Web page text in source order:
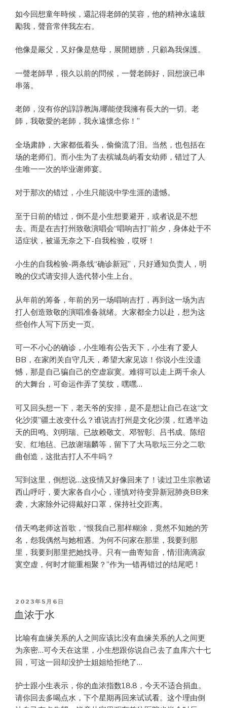
如今回想童年時候，還記得老師的笑容，他的精神永遠鼓
勵我，聲音常伴我左右。
他像是嚴父，又好像是慈母，展開翅膀，只顧為我保護。
一聲老師早，很久以前的問候，一聲老師好，回想淚已串
串落。
老師，沒有你的諄諄教誨,哪能使我擁有長大的一切。老
師，我敬愛的老師，我永遠懷念你！”
全场肃静，大家都低着头，偷偷流了泪。当然，也包括在
场的老师们。而小生为了去槟城岛屿看女幼师，错过了人
生唯一一次的毕业谢师宴。
对于那次的错过，小生只能说中学生涯的遗憾。
至于日前的错过，倒不是小生想要避开，或者说是不想
去。而是在吉打州致敬演唱会“唱响吉打”前夕，身体处于不
适症状，被逼无奈之下-自我检验，哎呀！
小生的自我检验-两条线“确诊新冠”，只好通知负责人，明
晚的仪式请安排人选代替小生上台。
从年前的筹备，年前的另一场唱响吉打，再到这一场为吉
打人创造致敬的演唱准备就绪。大家都全力以赴，想为这
些创作人写下历史一页。
可一不小心的确诊，小生唯有公告天下，小生有了爱人
BB，在家闭关自守几天，希望大家见谅！你说小生没遗
憾，那是自己骗自己的空虚寂寞。难得可以走上两千余人
的大舞台，可命运作弄了笑纹，嘿嘿…
可又回头想一下，老天爷的安排，是不是想让自己在这“文
化沙漠”疆土改变什么？谁说吉打州是文化沙漠，红透半边
天的田鸣、刘明瑞、已故赖敬文、邓智彰、吕书成、陈绍
安、红地毡、已故谢瑞麟等，留下了大马歌坛三分之二歌
曲创造，这批吉打人不牛吗？
写到这里，倒想说…这疫情又好像回来了！读过卫生宗教诺
西山呼吁，要大家各自小心，谨慎对待变异新冠肺炎BB来
袭，大家除外记得戴好口罩，保持社交距离。
借天鸣老师这首歌，“恨我自己那样糊涂，竟然不知她的芳
名，怨我偶然与她相遇。为何不问家在那里，我要到那
里，我要到那里把她找寻。只有一曲寄知音，情泪滴滴寂
寞空虚，何时才能重相聚？”作为一错再错过的结尾吧！
POSTED
ON
2023年5月6日
血浓于水
比喻有血缘关系的人之间应该比没有血缘关系的人之间更
为亲密…可今天在这里，小生想跟你说自己去了血库六十七
回，可这一回却没护士姐姐给拒绝了…
护士跟小生表示，你的血浓指数18.8，今天不适合捐血。
请你回去多喝点水，下个星期再回来试试看。这个理由倒